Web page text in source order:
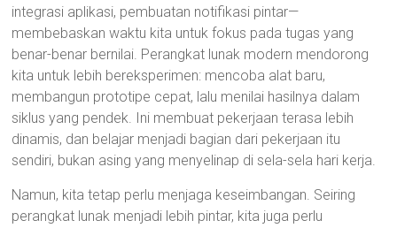
integrasi aplikasi, pembuatan notifikasi pintar—
membebaskan waktu kita untuk fokus pada tugas yang
benar-benar bernilai. Perangkat lunak modern mendorong
kita untuk lebih bereksperimen: mencoba alat baru,
membangun prototipe cepat, lalu menilai hasilnya dalam
siklus yang pendek. Ini membuat pekerjaan terasa lebih
dinamis, dan belajar menjadi bagian dari pekerjaan itu
sendiri, bukan asing yang menyelinap di sela-sela hari kerja.
Namun, kita tetap perlu menjaga keseimbangan. Seiring
perangkat lunak menjadi lebih pintar, kita juga perlu